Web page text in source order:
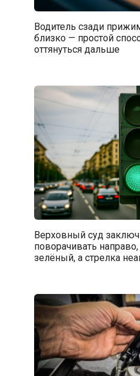
Водитель сзади
близко — простой
оттянуться дальше
Верховный суд
поворачивать
зелёный, а стрелка